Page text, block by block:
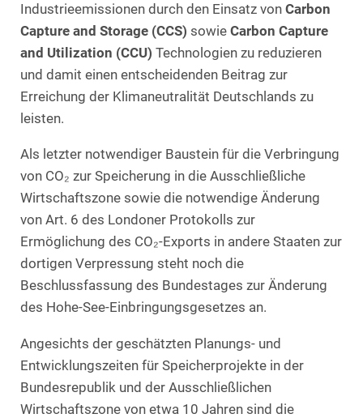
Industrieemissionen durch den Einsatz von Carbon
Capture and Storage (CCS) sowie Carbon Capture
and Utilization (CCU) Technologien zu reduzieren
und damit einen entscheidenden Beitrag zur
Erreichung der Klimaneutralität Deutschlands zu
leisten.
Als letzter notwendiger Baustein für die Verbringung
von CO₂ zur Speicherung in die Ausschließliche
Wirtschaftszone sowie die notwendige Änderung
von Art. 6 des Londoner Protokolls zur
Ermöglichung des CO₂-Exports in andere Staaten zur
dortigen Verpressung steht noch die
Beschlussfassung des Bundestages zur Änderung
des Hohe-See-Einbringungsgesetzes an.
Angesichts der geschätzten Planungs- und
Entwicklungszeiten für Speicherprojekte in der
Bundesrepublik und der Ausschließlichen
Wirtschaftszone von etwa 10 Jahren sind die